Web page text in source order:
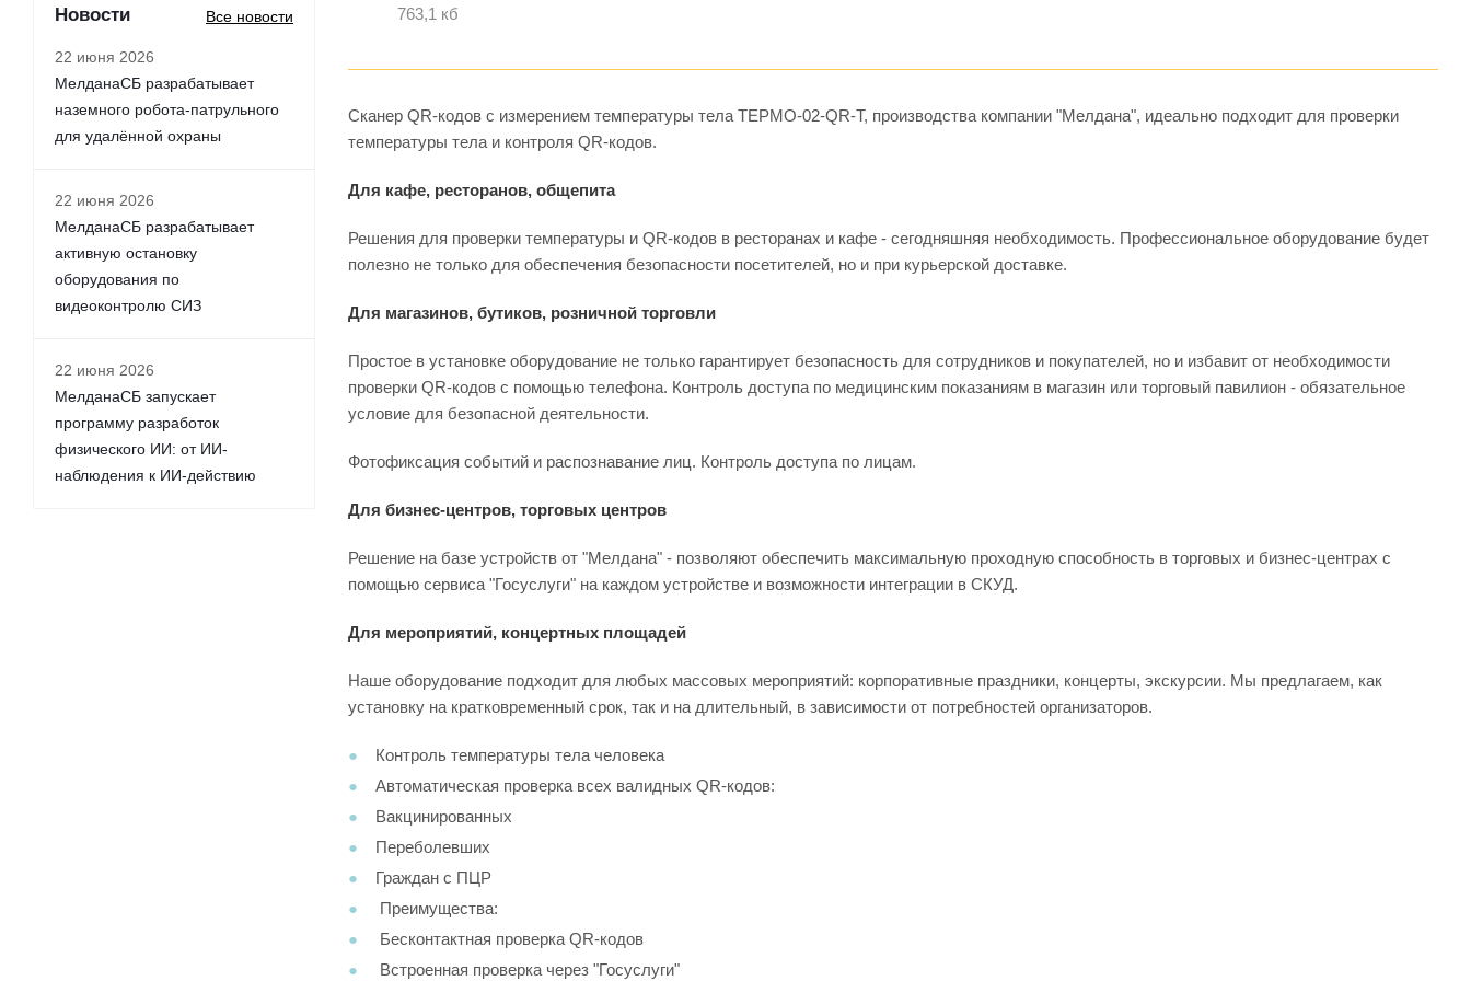
763,1 кб
Сканер QR-кодов с измерением температуры тела ТЕРМО-02-QR-T, производства компании "Мелдана", идеально подходит для проверки
температуры тела и контроля QR-кодов.
Для кафе, ресторанов, общепита
Решения для проверки температуры и QR-кодов в ресторанах и кафе - сегодняшняя необходимость. Профессиональное оборудование будет
полезно не только для обеспечения безопасности посетителей, но и при курьерской доставке.
Для магазинов, бутиков, розничной торговли
Простое в установке оборудование не только гарантирует безопасность для сотрудников и покупателей, но и избавит от необходимости
проверки QR-кодов с помощью телефона. Контроль доступа по медицинским показаниям в магазин или торговый павилион - обязательное
условие для безопасной деятельности.
Фотофиксация событий и распознавание лиц. Контроль доступа по лицам.
Для бизнес-центров, торговых центров
Решение на базе устройств от "Мелдана" - позволяют обеспечить максимальную проходную способность в торговых и бизнес-центрах с
помощью сервиса "Госуслуги" на каждом устройстве и возможности интеграции в СКУД.
Для мероприятий, концертных площадей
Наше оборудование подходит для любых массовых мероприятий: корпоративные праздники, концерты, экскурсии. Мы предлагаем, как
установку на кратковременный срок, так и на длительный, в зависимости от потребностей организаторов.
Контроль температуры тела человека
Автоматическая проверка всех валидных QR-кодов:
Вакцинированных
Переболевших
Граждан с ПЦР
Преимущества:
Бесконтактная проверка QR-кодов
Встроенная проверка через "Госуслуги"
Новости Все новости
22 июня 2026
МелданаСБ разрабатывает
наземного робота-патрульного
для удалённой охраны
22 июня 2026
МелданаСБ разрабатывает
активную остановку
оборудования по
видеоконтролю СИЗ
22 июня 2026
МелданаСБ запускает
программу разработок
физического ИИ: от ИИ-
наблюдения к ИИ-действию